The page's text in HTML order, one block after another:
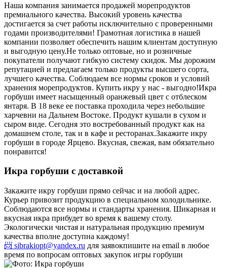
Наша компания занимается продажей морепродуктов
премиального качества. Высокий уровень качества
достигается за счет работы исключительно с проверенными
годами производителями! Грамотная логистика в нашей
компании позволяет обеспечить нашим клиентам доступную
и выгодную цену.Не только оптовые, но и розничные
покупатели получают гибкую систему скидок. Мы дорожим
репутацией и предлагаем только продукты высшего сорта,
лучшего качества. Соблюдаем все нормы сроков и условий
хранения морепродуктов. Купить икру у нас - выгодно!Икра
горбуши имеет насыщенный оранжевый цвет с отблеском
янтаря. В 18 веке ее поставка проходила через небольшие
харчевни на Дальнем Востоке. Продукт кушали в сухом и
сыром виде. Сегодня это востребованный продукт как на
домашнем столе, так и в кафе и ресторанах.Закажите икру
горбуши в городе Ярцево. Вкусная, свежая, вам обязательно
понравится!
Икра горбуши с доставкой
Закажите икру горбуши прямо сейчас и на любой адрес.
Курьер привозит продукцию в специальном холодильнике.
Соблюдаются все нормы и стандарты хранения. Шикарная и
вкусная икра прибудет во время к вашему столу.
Экологически чистая и натуральная продукцию премиум
качества вполне доступна каждому!
📨 sibrakiopt@yandex.ru для заявокпишите на email в любое
время по вопросам оптовых закупок игры горбуши